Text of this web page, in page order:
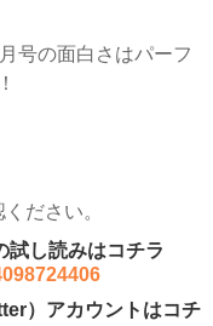
号の面白さはパーフ
ださい。
試し読みはコチラ
）アカウントはコチ